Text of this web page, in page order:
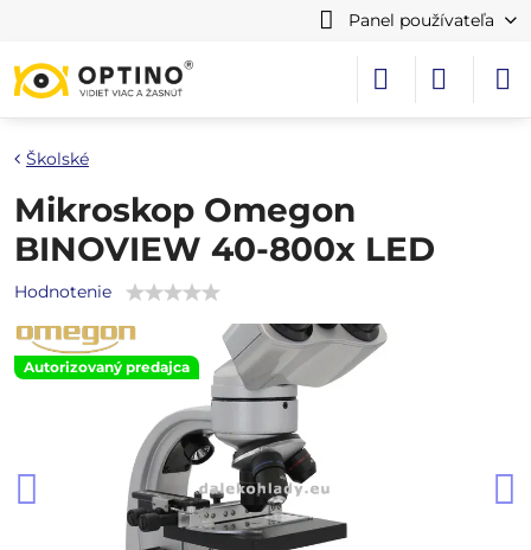
Panel používateľa
Autorizovaný predajca
Školské
Mikroskop Omegon
BINOVIEW 40-800x LED
Hodnotenie